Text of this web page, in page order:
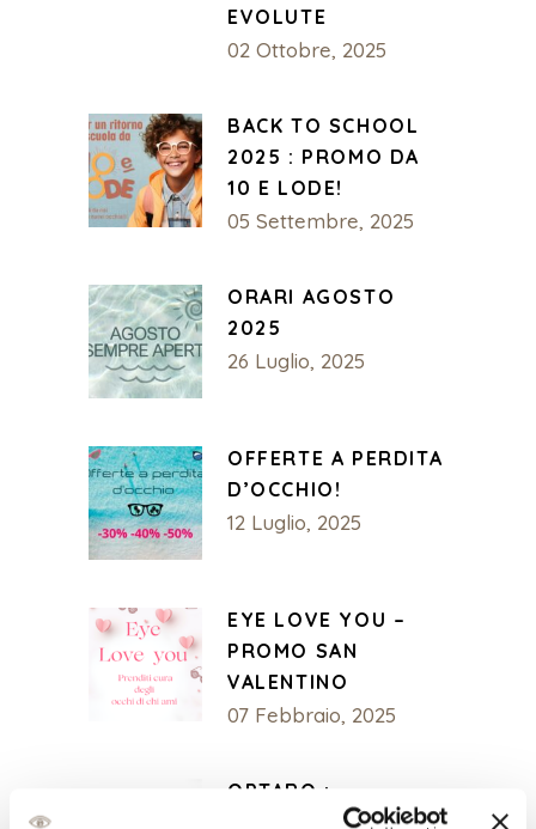
EVOLUTE
02 Ottobre, 2025
BACK TO SCHOOL
2025 : PROMO DA
10 E LODE!
05 Settembre, 2025
ORARI AGOSTO
2025
26 Luglio, 2025
OFFERTE A PERDITA
D’OCCHIO!
12 Luglio, 2025
EYE LOVE YOU –
PROMO SAN
VALENTINO
07 Febbraio, 2025
OPTARO :
INGRANDITORE